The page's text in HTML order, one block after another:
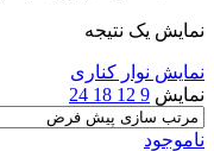
نمایش یک نتیجه
نمایش نوار کناری
نمایش 9
12
18
24
ناموجود